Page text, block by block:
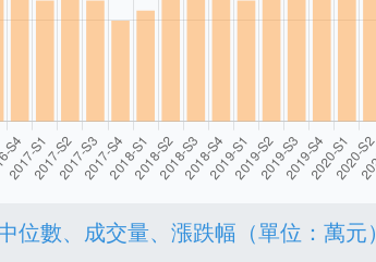
位數、成交量、漲跌幅（單位：萬元）